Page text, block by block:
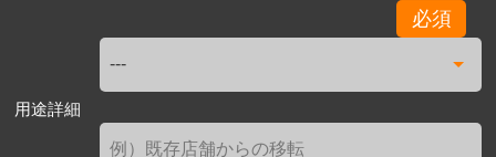
必須
用途詳細